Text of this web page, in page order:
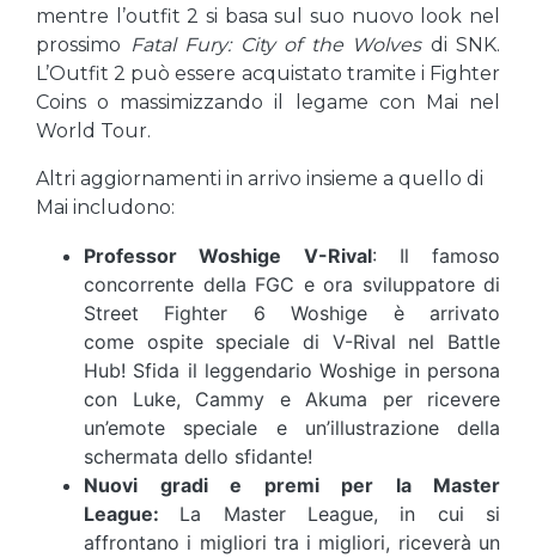
mentre l’outfit 2 si basa sul suo nuovo look nel
prossimo Fatal Fury: City of the Wolvesdi SNK.
L’Outfit 2 può essere acquistato tramite i Fighter
Coins o massimizzando il legame con Mai nel
World Tour.
Altri aggiornamenti in arrivo insieme a quello di
Mai includono:
Professor Woshige V-Rival: Il famoso
concorrente della FGC e ora sviluppatore di
Street Fighter 6 Woshige è arrivato
come ospite speciale di V-Rival nel Battle
Hub! Sfida il leggendario Woshige in persona
con Luke, Cammy e Akuma per ricevere
un’emote speciale e un’illustrazione della
schermata dello sfidante!
Nuovi gradi e premi per la Master
League: La Master League, in cui si
affrontano i migliori tra i migliori, riceverà un